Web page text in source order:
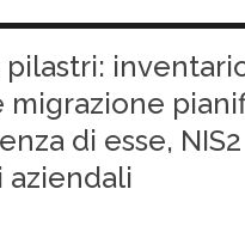
di esse,
aziendali